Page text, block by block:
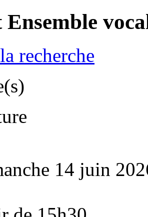
Ensemble
recherche
14 juin